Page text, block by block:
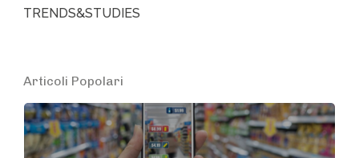
TRENDS&STUDIES
Articoli Popolari